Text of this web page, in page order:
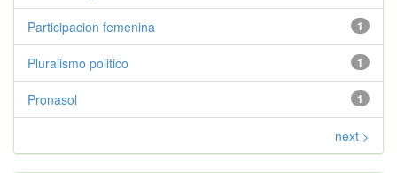
1
Participacion femenina
1
Pluralismo politico
1
Pronasol
next >